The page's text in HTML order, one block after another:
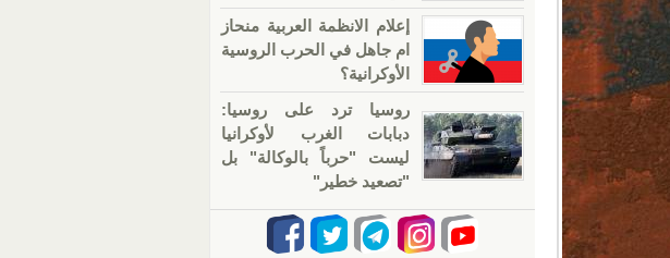
إعلام الانظمة العربية منحاز
ام جاهل في الحرب الروسية
الأوكرانية؟
روسيا ترد على روسيا:
دبابات الغرب لأوكرانيا
ليست "حرباً بالوكالة" بل
"تصعيد خطير"